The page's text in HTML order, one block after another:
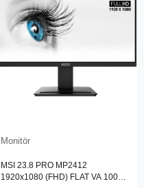
Monitör
MSI 23.8 PRO MP2412
1920x1080 (FHD) FLAT VA 100HZ